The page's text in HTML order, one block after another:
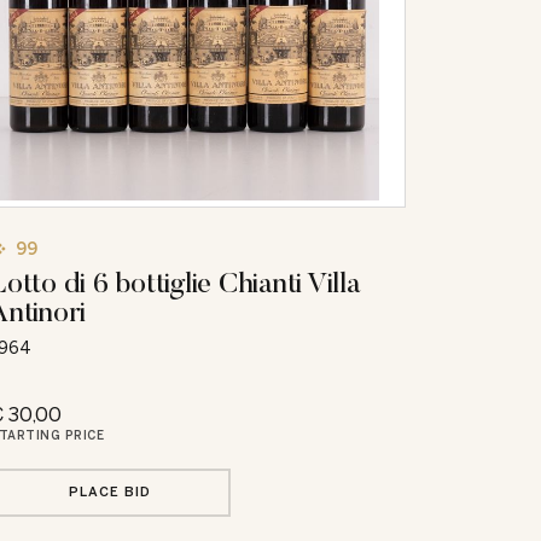
99
di 6 bottiglie Chianti Villa
30,00
PRICE
PLACE BID